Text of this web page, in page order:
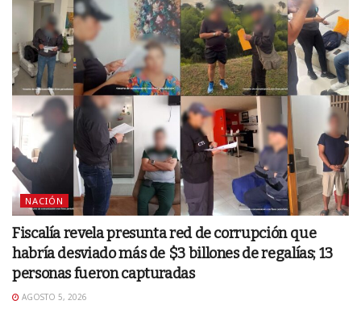
NACIÓN
Fiscalía revela presunta red de corrupción que
habría desviado más de $3 billones de regalías; 13
personas fueron capturadas
AGOSTO 5, 2026